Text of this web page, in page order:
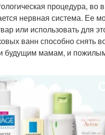
процедура, во
нервная система. Ее
или использовать для
ванн способно снять
будущим мамам, и